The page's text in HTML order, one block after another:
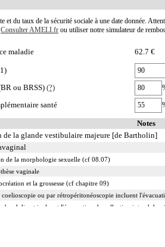
et du taux de la sécurité sociale à une date donnée.
Consulter AMELI.fr ou utiliser notre simulateur de
maladie 62.7 €
ou BRSS) (?)
santé
Notes
la glande vestibulaire majeure [de Bartholin]
de la morphologie sexuelle (cf 08.07)
vaginale
et la grossesse (cf chapitre 09)
ou par rétropéritonéoscopie incluent
direct incluent l'évacuation de collection